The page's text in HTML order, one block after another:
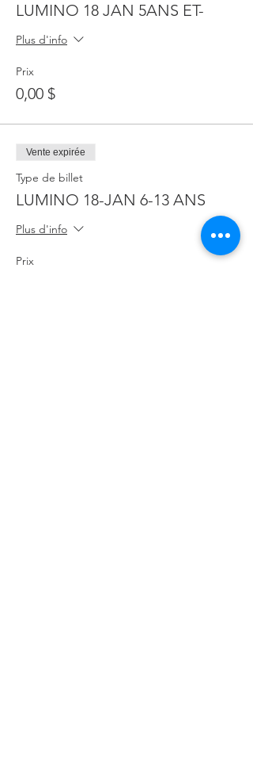
LUMINO 18 JAN 5ANS ET-
Plus d'info
Prix
0,00 $
Vente expirée
Type de billet
LUMINO 18-JAN 6-13 ANS
Plus d'info
Prix